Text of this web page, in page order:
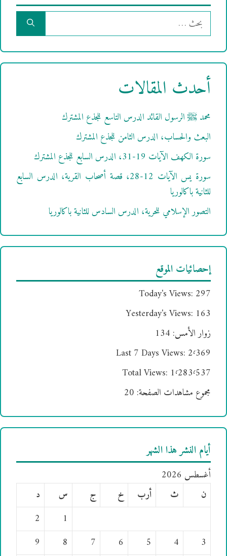
البحث
عن:
أحدث المقالات
محمد ﷺ الرسول القائد الدرس التاسع للجذع المشترك
البعث والحساب، الدرس الثامن للجذع المشترك
سورة الكهف الآيات 19-31، الدرس السابع للجذع المشترك
سورة يس الآيات 12-28، قصة أصحاب القرية، الدرس السابع
للثانية باكالوريا
التصور الإسلامي للحرية، الدرس السادس للثانية باكالوريا
إحصائيات الموقع
Today's Views: 297
Yesterday's Views: 163
زوار الأمس: 134
Last 7 Days Views: 2٬369
Total Views: 1٬283٬537
مجموع مشاهدات الصفحة: 20
أيام النشر هذا الشهر
أغسطس 2026
ن
ث أرب خ ج س
د
1
2
3
4
5
6
7
8
9